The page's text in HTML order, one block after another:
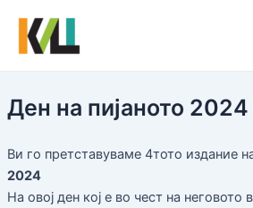
content
Ден на пијаното 2024
Ви го претставуваме 4тото издание
2024
На овој ден кој е во чест на неговото